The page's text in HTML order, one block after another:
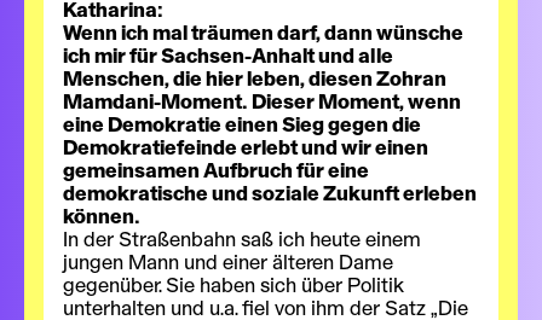
Katharina:
Wenn ich mal träumen darf, dann wünsche
ich mir für Sachsen-Anhalt und alle
Menschen, die hier leben, diesen Zohran
Mamdani-Moment. Dieser Moment, wenn
eine Demokratie einen Sieg gegen die
Demokratiefeinde erlebt und wir einen
gemeinsamen Aufbruch für eine
demokratische und soziale Zukunft erleben
können.
In der Straßenbahn saß ich heute einem
jungen Mann und einer älteren Dame
gegenüber. Sie haben sich über Politik
unterhalten und u.a. fiel von ihm der Satz „Die